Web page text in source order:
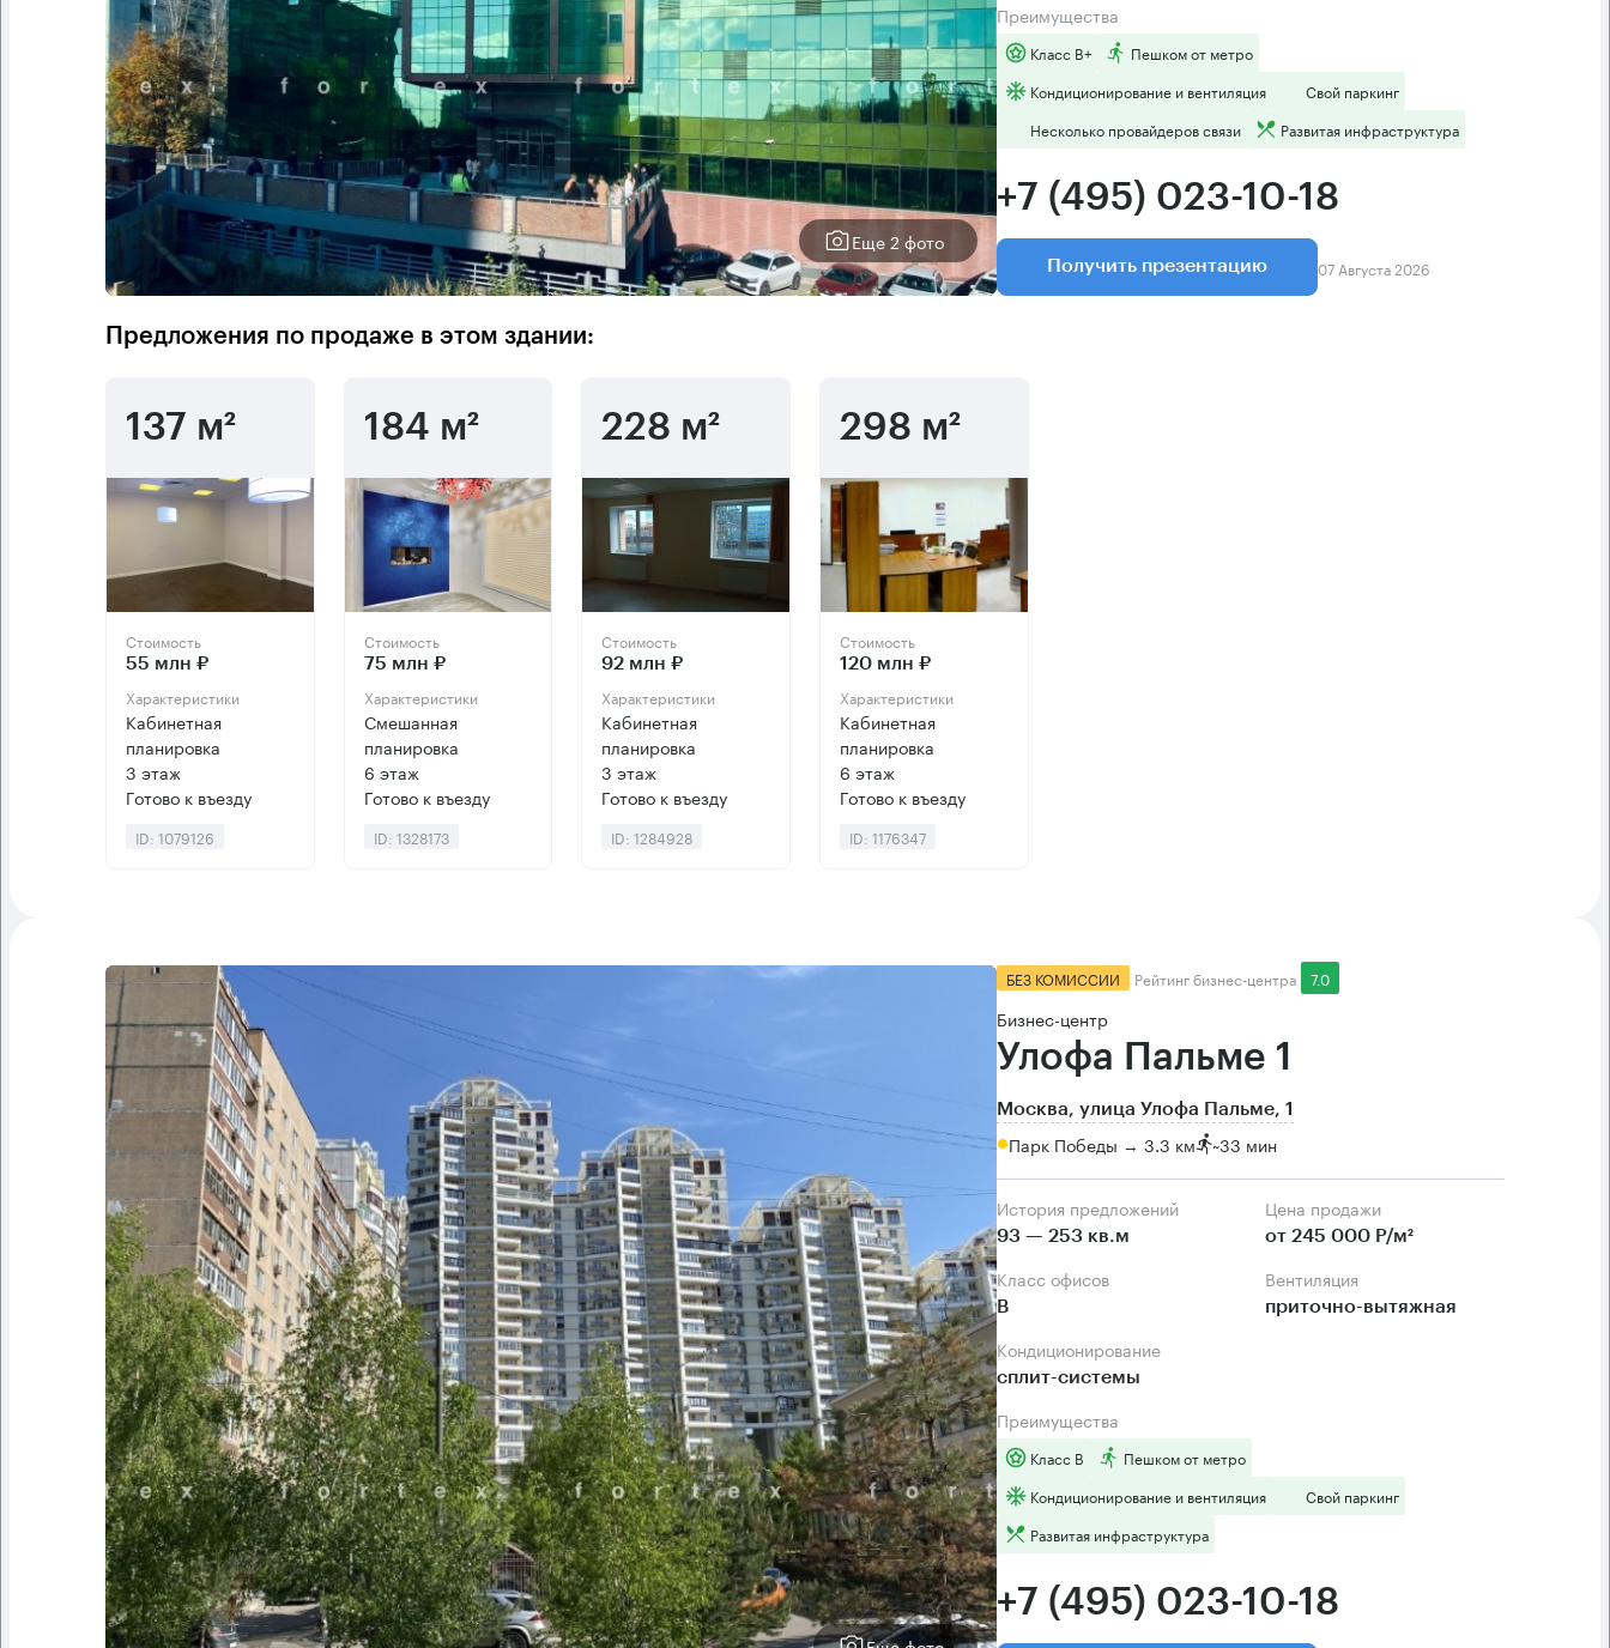
Еще 2 фото
Преимущества
Класс B+
Пешком от метро
Кондиционирование и вентиляция
Свой паркинг
Несколько провайдеров связи
Развитая инфраструктура
+7 (495) 023-10-18
Получить презентацию 07 Августа 2026
Предложения по продаже в этом здании:
137 м²
Стоимость
55 млн ₽
Характеристики
Кабинетная
планировка
3 этаж
Готово к въезду
ID: 1079126
184 м²
Стоимость
75 млн ₽
Характеристики
Смешанная
планировка
6 этаж
Готово к въезду
ID: 1328173
228 м²
Стоимость
92 млн ₽
Характеристики
Кабинетная
планировка
3 этаж
Готово к въезду
ID: 1284928
298 м²
Стоимость
120 млн ₽
Характеристики
Кабинетная
планировка
6 этаж
Готово к въезду
ID: 1176347
БЕЗ КОМИССИИ Рейтинг бизнес-центра 7.0
Бизнес-центр
Улофа Пальме 1
Москва, улица Улофа Пальме, 1
Парк Победы → 3.3 км ~33 мин
История предложений
93 — 253 кв.м
Цена продажи
от 245 000 Р/м²
Класс офисов
B
Вентиляция
приточно-вытяжная
Кондиционирование
сплит-системы
Преимущества
Класс B
Пешком от метро
Кондиционирование и вентиляция
Свой паркинг
Развитая инфраструктура
+7 (495) 023-10-18